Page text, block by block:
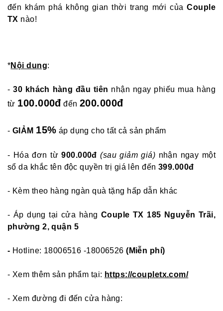
đến khám phá không gian thời trang mới củaCouple
TX nào!
*Nội dung:
-30 khách hàng đầu tiên nhận ngay phiếu mua hàng
từ 100.000đ đến 200.000đ
- GIẢM 15% áp dụng cho tất cả sản phẩm
- Hóa đơn từ900.000đ (sau giảm giá) nhận ngay một
sổ da khắc tên độc quyền trị giá lên đến 399.000đ
- Kèm theo hàng ngàn quà tặng hấp dẫn khác
- Áp dụng tại cửa hàng Couple TX 185 Nguyễn Trãi,
phường 2, quận 5
- Hotline: 18006516 -18006526 (Miễn phí)
- Xem thêm sản phẩm tại: https://coupletx.com/
- Xem đường đi đến cửa hàng: